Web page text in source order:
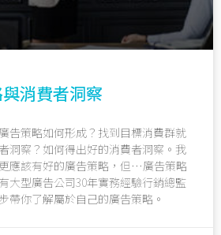
消費者洞察
告策略如何形成？找到目標消費群就
洞察？如何得出好的消費者洞察。我
應該有好的廣告策略，但…廣告策略
大型廣告公司30年實務經驗行銷總監
帶你了解屬於自己的廣告策略。